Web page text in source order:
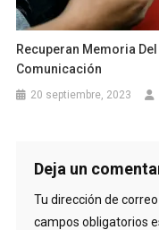
Recuperan Memoria
Comunicación
20 septiembre, 2023
Deja un
Tu dirección de
campos obligatorios